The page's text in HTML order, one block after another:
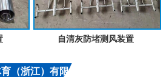
自清灰防堵测风装置
育（浙江）有限公司